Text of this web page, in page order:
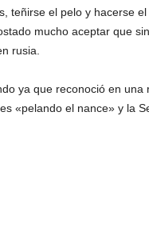
teñirse el pelo y hacerse
mucho aceptar que
rusia.
ya que reconoció en una
«pelando el nance» y la